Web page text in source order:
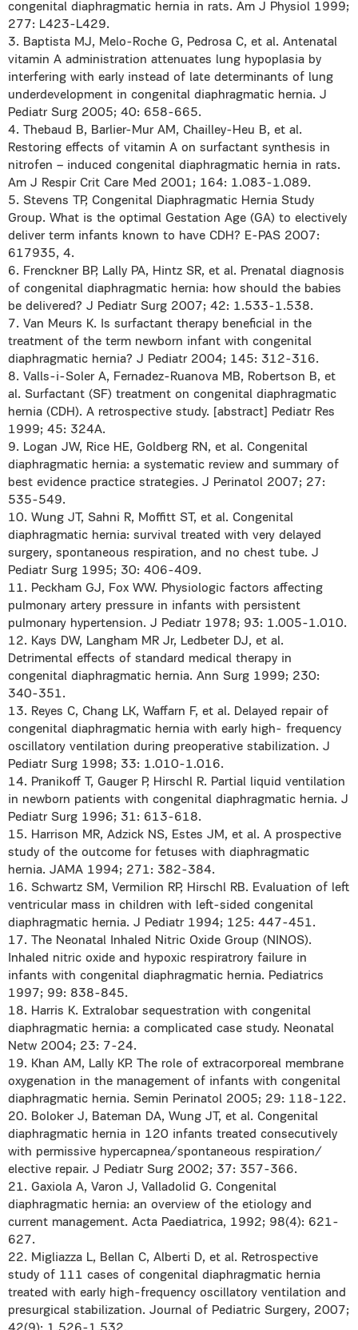
congenital diaphragmatic hernia in rats. Am J Physiol 1999;
277: L423-L429.
3. Baptista MJ, Melo-Roche G, Pedrosa C, et al. Antenatal
vitamin A administration attenuates lung hypoplasia by
interfering with early instead of late determinants of lung
underdevelopment in congenital diaphragmatic hernia. J
Pediatr Surg 2005; 40: 658-665.
4. Thebaud B, Barlier-Mur AM, Chailley-Heu B, et al.
Restoring effects of vitamin A on surfactant synthesis in
nitrofen – induced congenital diaphragmatic hernia in rats.
Am J Respir Crit Care Med 2001; 164: 1.083-1.089.
5. Stevens TP, Congenital Diaphragmatic Hernia Study
Group. What is the optimal Gestation Age (GA) to electively
deliver term infants known to have CDH? E-PAS 2007:
617935, 4.
6. Frenckner BP, Lally PA, Hintz SR, et al. Prenatal diagnosis
of congenital diaphragmatic hernia: how should the babies
be delivered? J Pediatr Surg 2007; 42: 1.533-1.538.
7. Van Meurs K. Is surfactant therapy beneficial in the
treatment of the term newborn infant with congenital
diaphragmatic hernia? J Pediatr 2004; 145: 312-316.
8. Valls-i-Soler A, Fernadez-Ruanova MB, Robertson B, et
al. Surfactant (SF) treatment on congenital diaphragmatic
hernia (CDH). A retrospective study. [abstract] Pediatr Res
1999; 45: 324A.
9. Logan JW, Rice HE, Goldberg RN, et al. Congenital
diaphragmatic hernia: a systematic review and summary of
best evidence practice strategies. J Perinatol 2007; 27:
535-549.
10. Wung JT, Sahni R, Moffitt ST, et al. Congenital
diaphragmatic hernia: survival treated with very delayed
surgery, spontaneous respiration, and no chest tube. J
Pediatr Surg 1995; 30: 406-409.
11. Peckham GJ, Fox WW. Physiologic factors affecting
pulmonary artery pressure in infants with persistent
pulmonary hypertension. J Pediatr 1978; 93: 1.005-1.010.
12. Kays DW, Langham MR Jr, Ledbeter DJ, et al.
Detrimental effects of standard medical therapy in
congenital diaphragmatic hernia. Ann Surg 1999; 230:
340-351.
13. Reyes C, Chang LK, Waffarn F, et al. Delayed repair of
congenital diaphragmatic hernia with early high- frequency
oscillatory ventilation during preoperative stabilization. J
Pediatr Surg 1998; 33: 1.010-1.016.
14. Pranikoff T, Gauger P, Hirschl R. Partial liquid ventilation
in newborn patients with congenital diaphragmatic hernia. J
Pediatr Surg 1996; 31: 613-618.
15. Harrison MR, Adzick NS, Estes JM, et al. A prospective
study of the outcome for fetuses with diaphragmatic
hernia. JAMA 1994; 271: 382-384.
16. Schwartz SM, Vermilion RP, Hirschl RB. Evaluation of left
ventricular mass in children with left-sided congenital
diaphragmatic hernia. J Pediatr 1994; 125: 447-451.
17. The Neonatal Inhaled Nitric Oxide Group (NINOS).
Inhaled nitric oxide and hypoxic respiratrory failure in
infants with congenital diaphragmatic hernia. Pediatrics
1997; 99: 838-845.
18. Harris K. Extralobar sequestration with congenital
diaphragmatic hernia: a complicated case study. Neonatal
Netw 2004; 23: 7-24.
19. Khan AM, Lally KP. The role of extracorporeal membrane
oxygenation in the management of infants with congenital
diaphragmatic hernia. Semin Perinatol 2005; 29: 118-122.
20. Boloker J, Bateman DA, Wung JT, et al. Congenital
diaphragmatic hernia in 120 infants treated consecutively
with permissive hypercapnea/spontaneous respiration/
elective repair. J Pediatr Surg 2002; 37: 357-366.
21. Gaxiola A, Varon J, Valladolid G. Congenital
diaphragmatic hernia: an overview of the etiology and
current management. Acta Paediatrica, 1992; 98(4): 621-
627.
22. Migliazza L, Bellan C, Alberti D, et al. Retrospective
study of 111 cases of congenital diaphragmatic hernia
treated with early high-frequency oscillatory ventilation and
presurgical stabilization. Journal of Pediatric Surgery, 2007;